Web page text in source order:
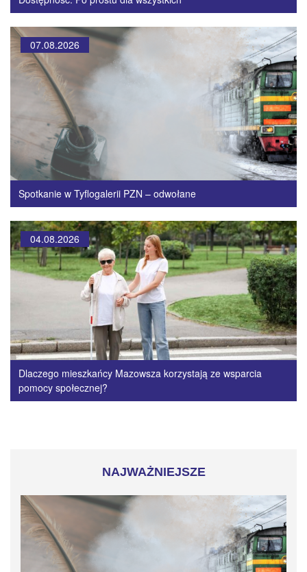
07.08.2026
Spotkanie w Tyflogalerii PZN – odwołane
04.08.2026
Dlaczego mieszkańcy Mazowsza korzystają ze wsparcia
pomocy społecznej?
NAJWAŻNIEJSZE